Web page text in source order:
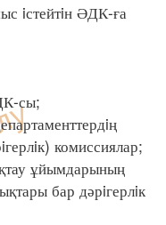
iстейтiн ӘДК-ға
сы;
комиссиялар;
ұйымдарының
бар дәрiгерлiк